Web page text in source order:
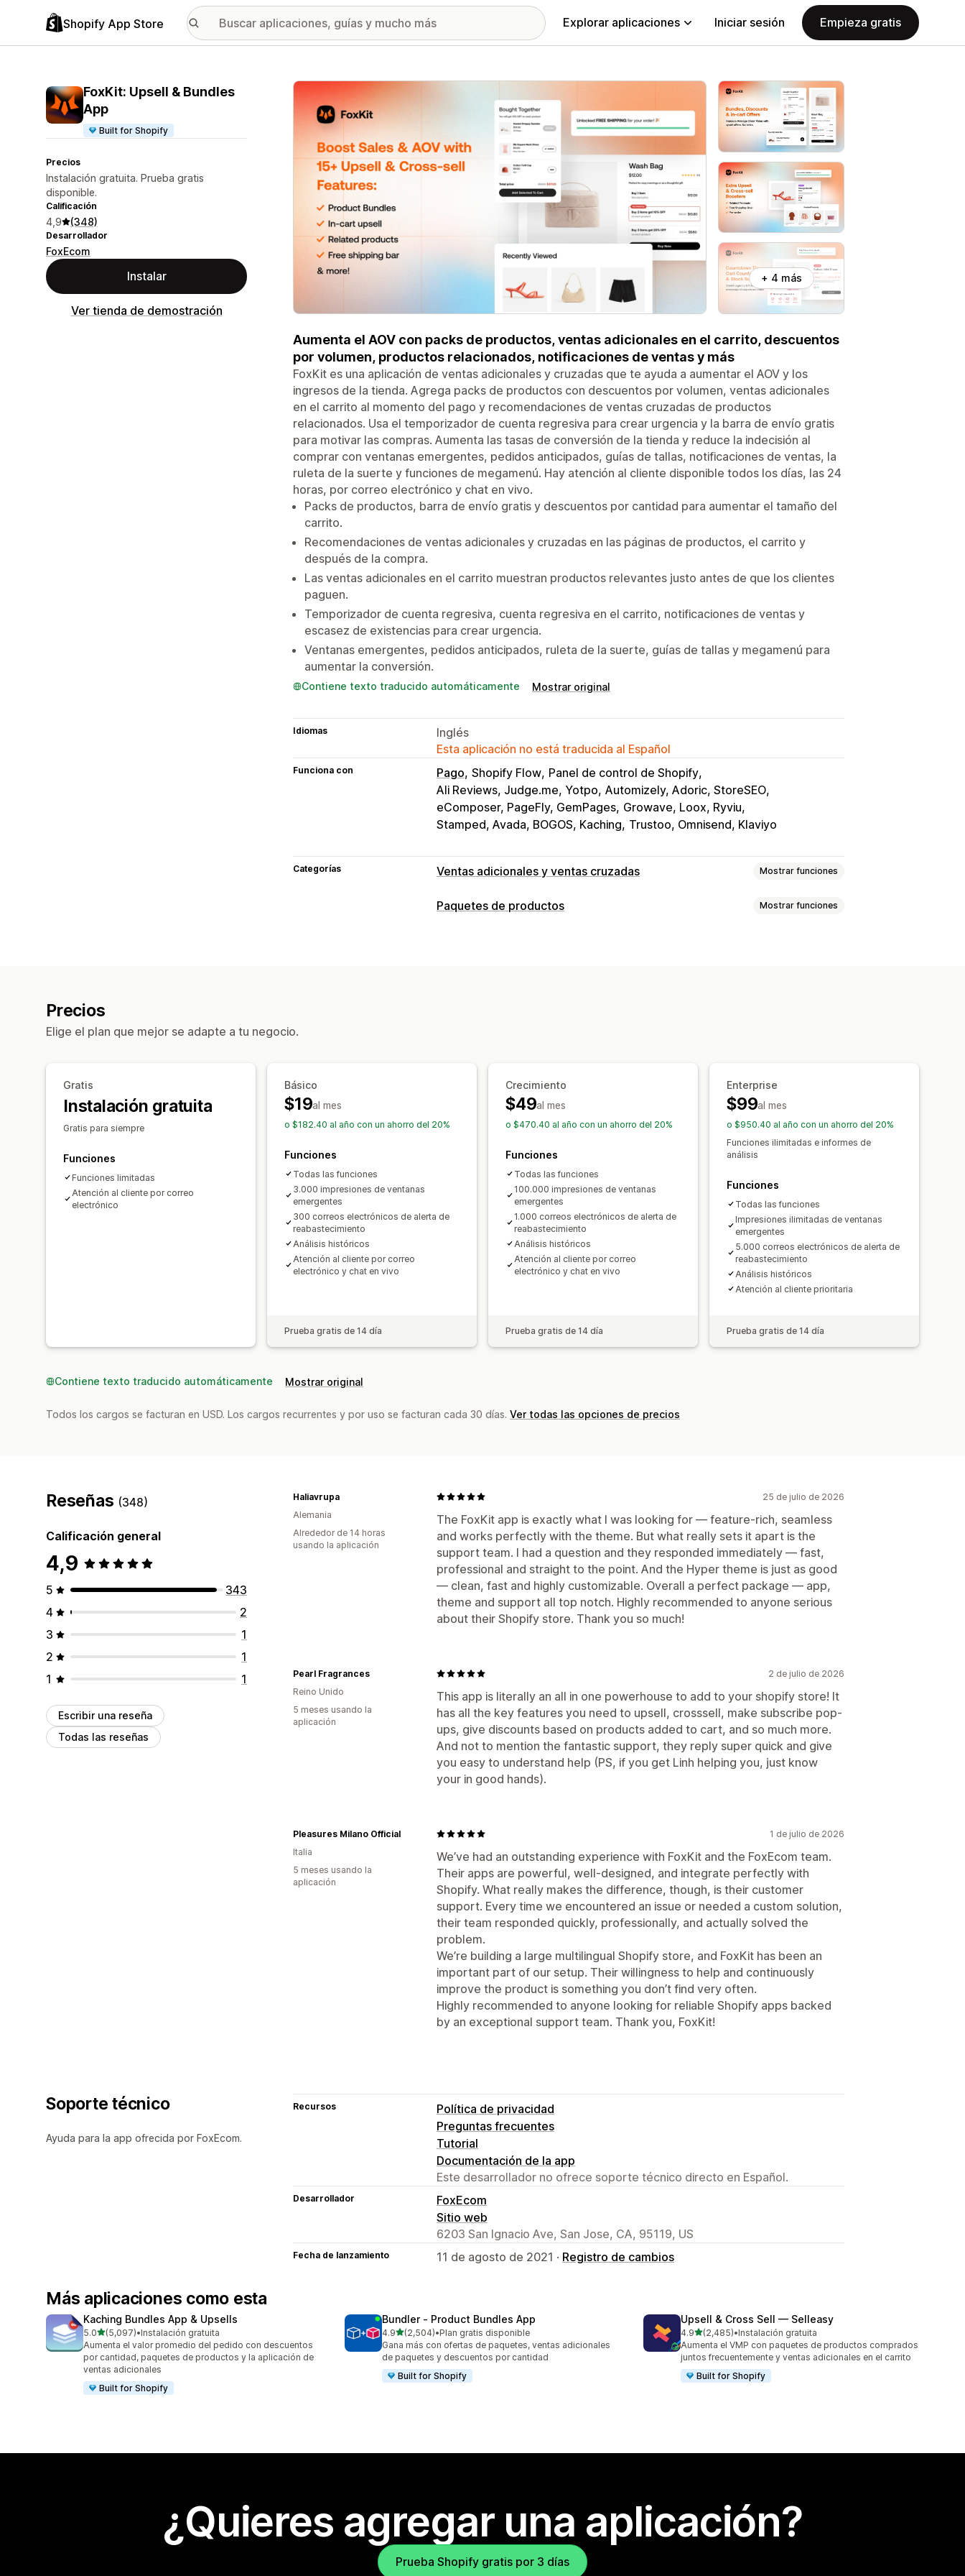
Shopify App Store Explorar aplicaciones Iniciar sesión Empieza gratis
FoxKit: Upsell & Bundles
App
Built for Shopify
Precios
Instalación gratuita. Prueba gratis
disponible.
Calificación
4,9 (348)
Desarrollador
FoxEcom
Instalar
Ver tienda de demostración
Galería de imágenes destacadas
+ 4 más
Aumenta el AOV con packs de productos, ventas adicionales en el carrito, descuentos
por volumen, productos relacionados, notificaciones de ventas y más
FoxKit es una aplicación de ventas adicionales y cruzadas que te ayuda a aumentar el AOV y los
ingresos de la tienda. Agrega packs de productos con descuentos por volumen, ventas adicionales
en el carrito al momento del pago y recomendaciones de ventas cruzadas de productos
relacionados. Usa el temporizador de cuenta regresiva para crear urgencia y la barra de envío gratis
para motivar las compras. Aumenta las tasas de conversión de la tienda y reduce la indecisión al
comprar con ventanas emergentes, pedidos anticipados, guías de tallas, notificaciones de ventas, la
ruleta de la suerte y funciones de megamenú. Hay atención al cliente disponible todos los días, las 24
horas, por correo electrónico y chat en vivo.
Packs de productos, barra de envío gratis y descuentos por cantidad para aumentar el tamaño del
carrito.
Recomendaciones de ventas adicionales y cruzadas en las páginas de productos, el carrito y
después de la compra.
Las ventas adicionales en el carrito muestran productos relevantes justo antes de que los clientes
paguen.
Temporizador de cuenta regresiva, cuenta regresiva en el carrito, notificaciones de ventas y
escasez de existencias para crear urgencia.
Ventanas emergentes, pedidos anticipados, ruleta de la suerte, guías de tallas y megamenú para
aumentar la conversión.
Contiene texto traducido automáticamente Mostrar original
Idiomas
Inglés
Esta aplicación no está traducida al Español
Funciona con Pago Shopify Flow Panel de control de Shopify
Ali Reviews, Judge.me, Yotpo Automizely, Adoric, StoreSEO
eComposer, PageFly, GemPages Growave, Loox, Ryviu
Stamped, Avada, BOGOS, Kaching Trustoo, Omnisend, Klaviyo
Categorías Ventas adicionales y ventas cruzadas Mostrar funciones
Personalización
Recomendaciones de productos
Compras conjuntas frecuentes
Descuentos por cantidad
Descuentos por volumen
Descuentos por niveles
Tasas de clics Tasas de conversión Rendimiento del embudo
Paquetes de productos Mostrar funciones
Precios fijos
Descuentos por cantidad
Descuentos por volumen
Descuentos porcentuales
Descuentos en el carrito
Precios
Elige el plan que mejor se adapte a tu negocio.
Gratis
Instalación gratuita
Gratis para siempre
Funciones
Funciones limitadas
Atención al cliente por correo
electrónico
Básico
$19al mes
o $182.40 al año con un ahorro del 20%
Funciones
Todas las funciones
3.000 impresiones de ventanas
emergentes
300 correos electrónicos de alerta de
reabastecimiento
Análisis históricos
Atención al cliente por correo
electrónico y chat en vivo
Prueba gratis de 14 día
Crecimiento
$49al mes
o $470.40 al año con un ahorro del 20%
Funciones
Todas las funciones
100.000 impresiones de ventanas
emergentes
1.000 correos electrónicos de alerta de
reabastecimiento
Análisis históricos
Atención al cliente por correo
electrónico y chat en vivo
Prueba gratis de 14 día
Enterprise
$99al mes
o $950.40 al año con un ahorro del 20%
Funciones ilimitadas e informes de
análisis
Funciones
Todas las funciones
Impresiones ilimitadas de ventanas
emergentes
5.000 correos electrónicos de alerta de
reabastecimiento
Análisis históricos
Atención al cliente prioritaria
Prueba gratis de 14 día
Contiene texto traducido automáticamente Mostrar original
Todos los cargos se facturan en USD. Los cargos recurrentes y por uso se facturan cada 30 días. Ver todas las opciones de precios
Reseñas (348)
Calificación general
4,9
5
343
4
2
3
1
2
1
1
1
Escribir una reseña
Todas las reseñas
25 de julio de 2026
The FoxKit app is exactly what I was looking for — feature-rich, seamless
and works perfectly with the theme. But what really sets it apart is the
support team. I had a question and they responded immediately — fast,
professional and straight to the point. And the Hyper theme is just as good
— clean, fast and highly customizable. Overall a perfect package — app,
theme and support all top notch. Highly recommended to anyone serious
about their Shopify store. Thank you so much!
Haliavrupa
Alemania
Alrededor de 14 horas
usando la aplicación
2 de julio de 2026
This app is literally an all in one powerhouse to add to your shopify store! It
has all the key features you need to upsell, crosssell, make subscribe pop-
ups, give discounts based on products added to cart, and so much more.
And not to mention the fantastic support, they reply super quick and give
you easy to understand help (PS, if you get Linh helping you, just know
your in good hands).
Pearl Fragrances
Reino Unido
5 meses usando la
aplicación
1 de julio de 2026
We’ve had an outstanding experience with FoxKit and the FoxEcom team.
Their apps are powerful, well-designed, and integrate perfectly with
Shopify. What really makes the difference, though, is their customer
support. Every time we encountered an issue or needed a custom solution,
their team responded quickly, professionally, and actually solved the
problem.
We’re building a large multilingual Shopify store, and FoxKit has been an
important part of our setup. Their willingness to help and continuously
improve the product is something you don’t find very often.
Highly recommended to anyone looking for reliable Shopify apps backed
by an exceptional support team. Thank you, FoxKit!
Pleasures Milano Official
Italia
5 meses usando la
aplicación
Soporte técnico
Ayuda para la app ofrecida por FoxEcom.
Recursos
Política de privacidad
Preguntas frecuentes
Tutorial
Documentación de la app
Este desarrollador no ofrece soporte técnico directo en Español.
Desarrollador
FoxEcom
Sitio web
6203 San Ignacio Ave, San Jose, CA, 95119, US
Fecha de lanzamiento 11 de agosto de 2021 · Registro de cambios
Más aplicaciones como esta
Kaching Bundles App & Upsells
5.0de 5 estrellas
(5,097)
5097 reseñas en total
•Instalación gratuita
Aumenta el valor promedio del pedido con descuentos
por cantidad, paquetes de productos y la aplicación de
ventas adicionales
Built for Shopify
Bundler ‑ Product Bundles App
4.9de 5 estrellas
(2,504)
2504 reseñas en total
•Plan gratis disponible
Gana más con ofertas de paquetes, ventas adicionales
de paquetes y descuentos por cantidad
Built for Shopify
Upsell & Cross Sell — Selleasy
4.9de 5 estrellas
(2,485)
2485 reseñas en total
•Instalación gratuita
Aumenta el VMP con paquetes de productos comprados
juntos frecuentemente y ventas adicionales en el carrito
Built for Shopify
¿Quieres agregar una aplicación?
Prueba Shopify gratis por 3 días